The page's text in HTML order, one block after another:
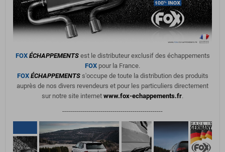
FOX ÉCHAPPEMENTSest le distributeur exclusif des échappements
FOX pour la France.
FOX ÉCHAPPEMENTSs'occupe de toute la distribution des produits
auprès de nos divers revendeurs et pour les particuliers directement
sur notre site internet www.fox-echappements.fr.
--------------------------------------------------